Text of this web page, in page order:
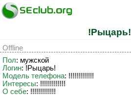
!Pыцapь!
Offline
Пол: мужской
Логин: !Pыцapь!
Модель телефона: !!!!!!!!!!!!!
Интересы: !!!!!!!!!!!!!
О себе: !!!!!!!!!!!!!